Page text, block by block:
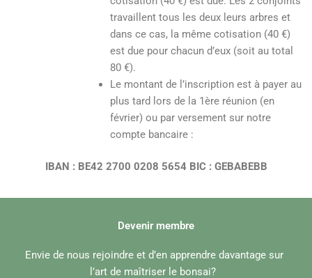
travaillent tous les deux leurs arbres et
dans ce cas, la même cotisation (40 €)
est due pour chacun d’eux (soit au total
80 €).
Le montant de l’inscription est à payer au
plus tard lors de la 1ère réunion (en
février) ou par versement sur notre
compte bancaire :
IBAN : BE42 2700 0208 5654 BIC : GEBABEBB
Devenir membre
Envie de nous rejoindre et d’en apprendre davantage sur
l’art de maîtriser le bonsai?